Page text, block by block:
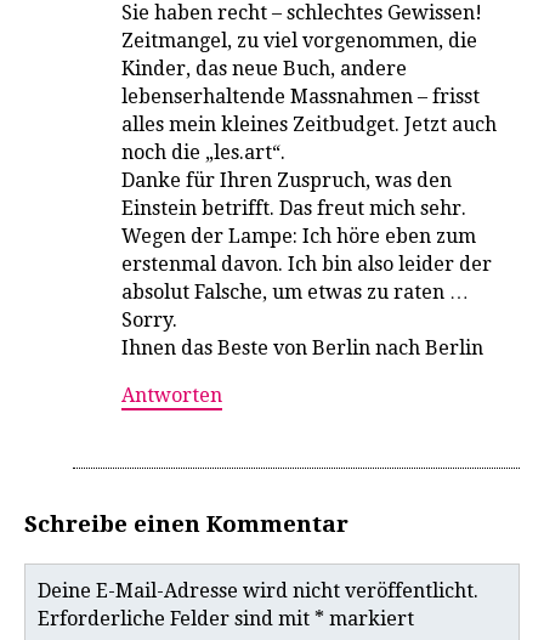
Sie haben recht – schlechtes Gewissen!
Zeitmangel, zu viel vorgenommen, die
Kinder, das neue Buch, andere
lebenserhaltende Massnahmen – frisst
alles mein kleines Zeitbudget. Jetzt auch
noch die „les.art“.
Danke für Ihren Zuspruch, was den
Einstein betrifft. Das freut mich sehr.
Wegen der Lampe: Ich höre eben zum
erstenmal davon. Ich bin also leider der
absolut Falsche, um etwas zu raten …
Sorry.
Ihnen das Beste von Berlin nach Berlin
Antworten
Schreibe einen Kommentar
Deine E-Mail-Adresse wird nicht veröffentlicht.
Erforderliche Felder sind mit * markiert